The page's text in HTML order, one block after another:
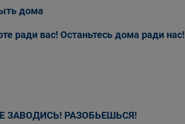
дома
ради вас! Останьтесь дома ради нас!
ЗАВОДИСЬ! РАЗОБЬЕШЬСЯ!